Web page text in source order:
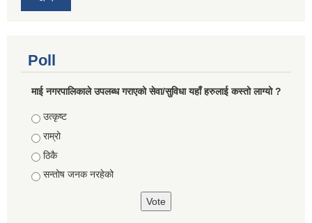
Poll
माई नगरपालिकाले उपलब्ध गराएको सेवा/सुविधा यहाँ हरुलाई कस्तो लाग्यो ?
Choices
उत्कृष्ट
राम्रो
ठिकै
सन्तोष जनक नरहेको